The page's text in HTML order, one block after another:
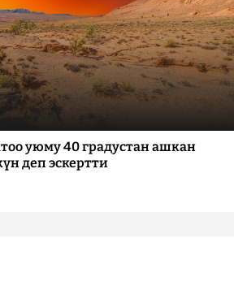
уюму 40 градустан ашкан
деп эскертти